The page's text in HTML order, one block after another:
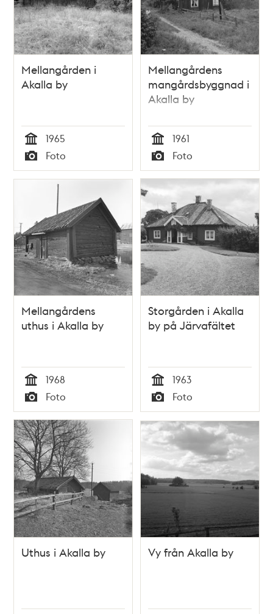
Mellangården i
Akalla by
Tid
1965
Typ
Foto
Mellangårdens
mangårdsbyggnad i
Akalla by
Tid
1961
Typ
Foto
Mellangårdens
uthus i Akalla by
Tid
1968
Typ
Foto
Storgården i Akalla
by på Järvafältet
Tid
1963
Typ
Foto
Uthus i Akalla by Vy från Akalla by